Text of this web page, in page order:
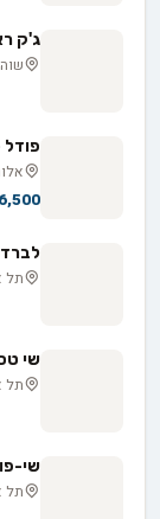
ג'ק
פודל
6,500 ₪
תל
שי
תל
שי-
תל